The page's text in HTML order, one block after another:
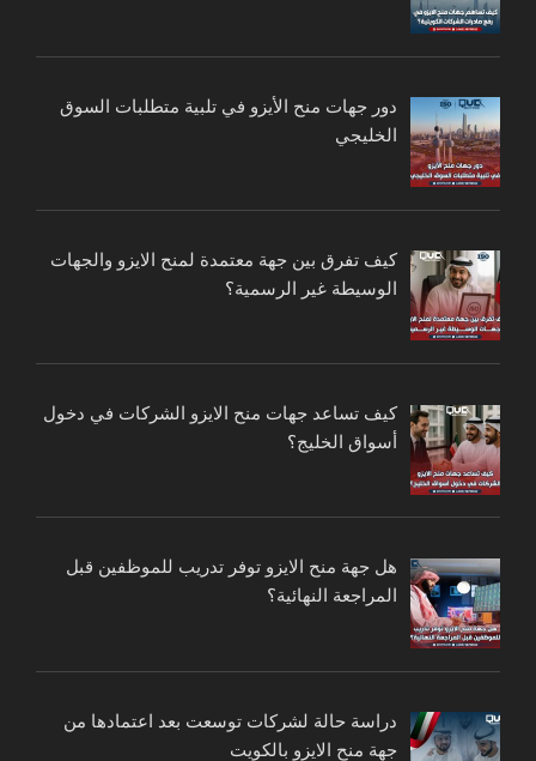
دور جهات منح الأيزو في تلبية متطلبات السوق
الخليجي
كيف تفرق بين جهة معتمدة لمنح الايزو والجهات
الوسيطة غير الرسمية؟
كيف تساعد جهات منح الايزو الشركات في دخول
أسواق الخليج؟
هل جهة منح الايزو توفر تدريب للموظفين قبل
المراجعة النهائية؟
دراسة حالة لشركات توسعت بعد اعتمادها من
جهة منح الايزو بالكويت